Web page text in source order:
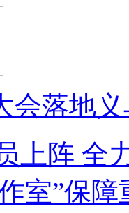
会落地
上阵 全
室”保